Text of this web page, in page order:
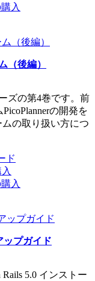
入
（後編）
ズの第4巻です。前
の開発を
の取り扱い方につ
ド
入
ップガイド
5.0 インストー